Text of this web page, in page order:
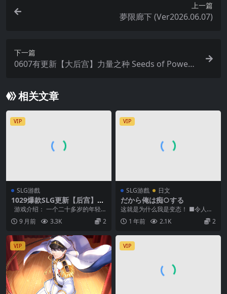
上一篇
夢限廊下 (Ver2026.06.07)
下一篇
0607有更新【大后宫】力量之种 Seeds of Power
相关文章
VIP
SLG游戲
1029爆款SLG更新【后宫】欢
迎来到爱神大陆 Welcome to
Erosland Ver0.50【中文无
码】
游戏介绍： 一个二十多岁的年轻
人生活在一个未来世界，做着自己
并不喜欢的事情，...
9 月前 3.3K 2
VIP
SLG游戲 日文
だから俺は痴○する
这就是为什么我是变态！ ■令人满
意的大容量骚扰SLG。 总共15位女
主角可供调戏...
1 年前 2.1K 2
VIP VIP